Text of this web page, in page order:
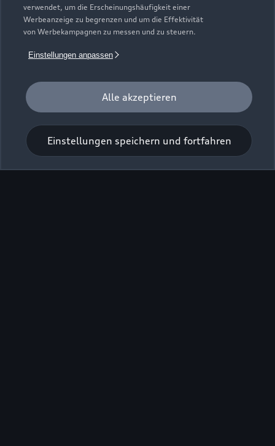
verwendet, um die Erscheinungshäufigkeit einer
Werbeanzeige zu begrenzen und um die Effektivität
von Werbekampagnen zu messen und zu steuern.
Einstellungen anpassen
Alle akzeptieren
Einstellungen speichern und fortfahren
Kontaktdaten herunterladen
Öffnungszeiten
Öffnungszeiten Service
Schließt bald13:00
Öffnungszeiten Teile- und